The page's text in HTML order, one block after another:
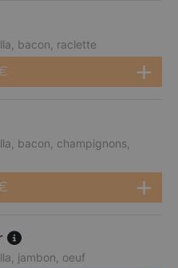
bacon, raclette
bacon, champignons,
jambon, oeuf